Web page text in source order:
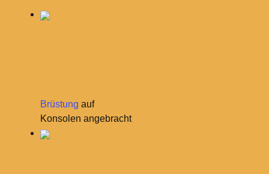
Brüstung auf
Konsolen angebracht